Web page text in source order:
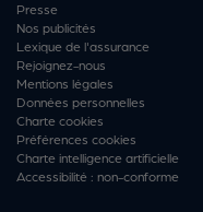
Presse
Nos publicités
Lexique de l'assurance
Rejoignez-nous
Mentions légales
Données personnelles
Charte cookies
Préférences cookies
Charte intelligence artificielle
Accessibilité : non-conforme